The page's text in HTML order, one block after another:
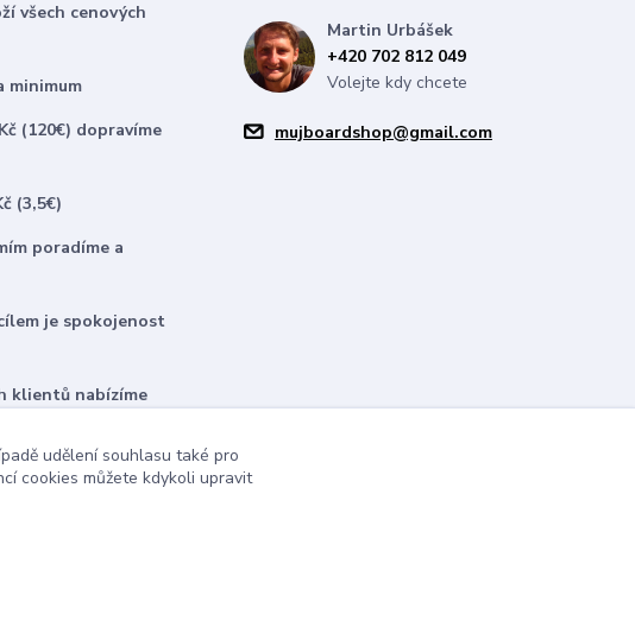
všech cenových
minimum
(120€) dopravíme
(3,5€)
poradíme a
je spokojenost
klientů nabízíme
Martin Urbášek
+420 702 812 049
Volejte kdy chcete
mujboardshop@gmail.com
udělení souhlasu také pro
cookies můžete kdykoli upravit